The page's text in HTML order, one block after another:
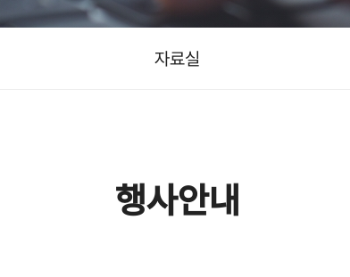
자료실
행사안내